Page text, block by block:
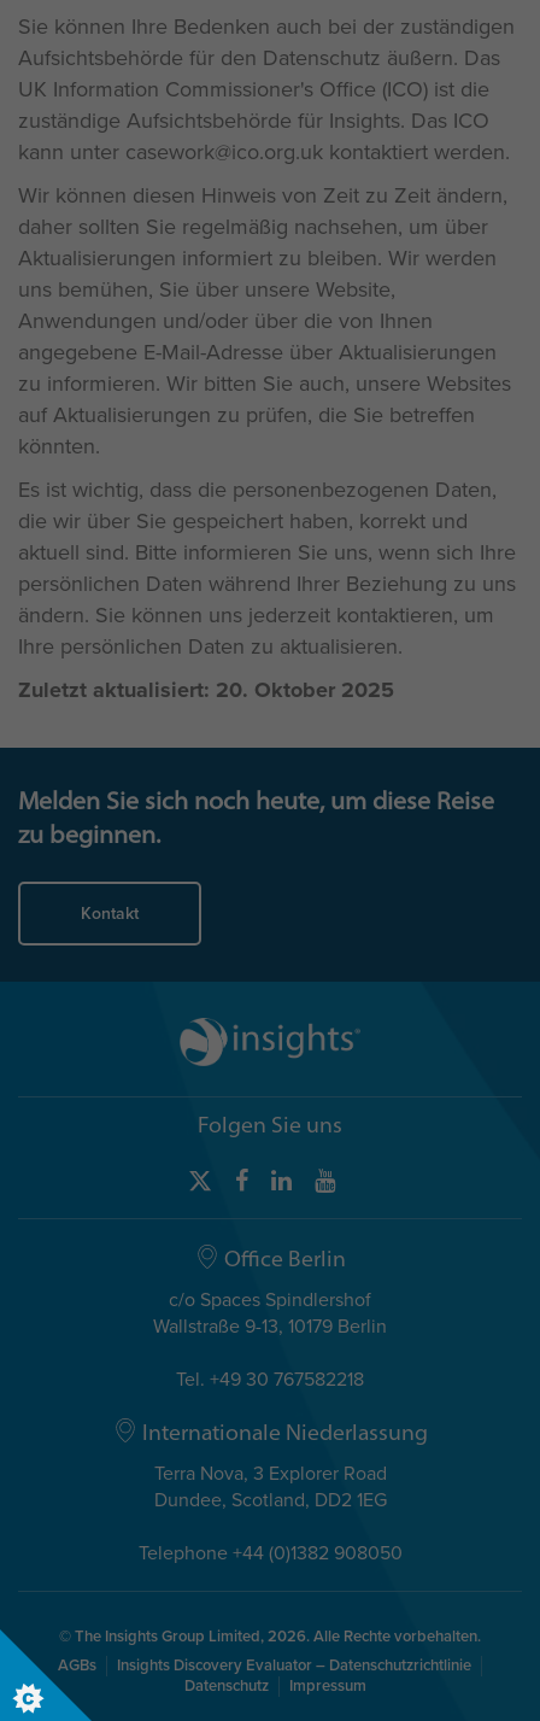
Sie können Ihre Bedenken auch bei der zuständigen
Aufsichtsbehörde für den Datenschutz äußern. Das
UK Information Commissioner's Office (ICO) ist die
zuständige Aufsichtsbehörde für Insights. Das ICO
kann unter casework@ico.org.uk kontaktiert werden.
Wir können diesen Hinweis von Zeit zu Zeit ändern,
daher sollten Sie regelmäßig nachsehen, um über
Aktualisierungen informiert zu bleiben. Wir werden
uns bemühen, Sie über unsere Website,
Anwendungen und/oder über die von Ihnen
angegebene E-Mail-Adresse über Aktualisierungen
zu informieren. Wir bitten Sie auch, unsere Websites
auf Aktualisierungen zu prüfen, die Sie betreffen
könnten.
Es ist wichtig, dass die personenbezogenen Daten,
die wir über Sie gespeichert haben, korrekt und
aktuell sind. Bitte informieren Sie uns, wenn sich Ihre
persönlichen Daten während Ihrer Beziehung zu uns
ändern. Sie können uns jederzeit kontaktieren, um
Ihre persönlichen Daten zu aktualisieren.
Zuletzt aktualisiert: 20. Oktober 2025
Melden Sie sich noch heute, um diese Reise
zu beginnen.
Kontakt
Folgen Sie uns
Office Berlin
c/o Spaces Spindlershof
Wallstraße 9-13, 10179 Berlin
Tel. +49 30 767582218
Internationale Niederlassung
Terra Nova, 3 Explorer Road
Dundee, Scotland, DD2 1EG
Telephone +44 (0)1382 908050
© The Insights Group Limited, 2026. Alle Rechte vorbehalten.
AGBs
Insights Discovery Evaluator – Datenschutzrichtlinie
Datenschutz
Impressum